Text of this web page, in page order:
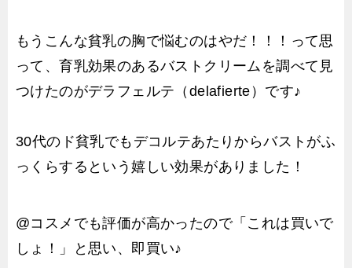
もうこんな貧乳の胸で悩むのはやだ！！！って思
って、育乳効果のあるバストクリームを調べて見
つけたのがデラフェルテ（delafierte）です♪
30代のド貧乳でもデコルテあたりからバストがふ
っくらするという嬉しい効果がありました！
@コスメでも評価が高かったので「これは買いで
しょ！」と思い、即買い♪